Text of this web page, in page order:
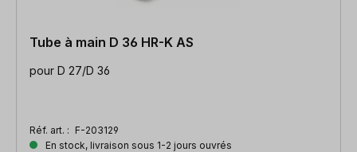
Tube à main D 36 HR-K AS
pour D 27/D 36
Réf. art. : F-203129
En stock, livraison sous 1-2 jours ouvrés